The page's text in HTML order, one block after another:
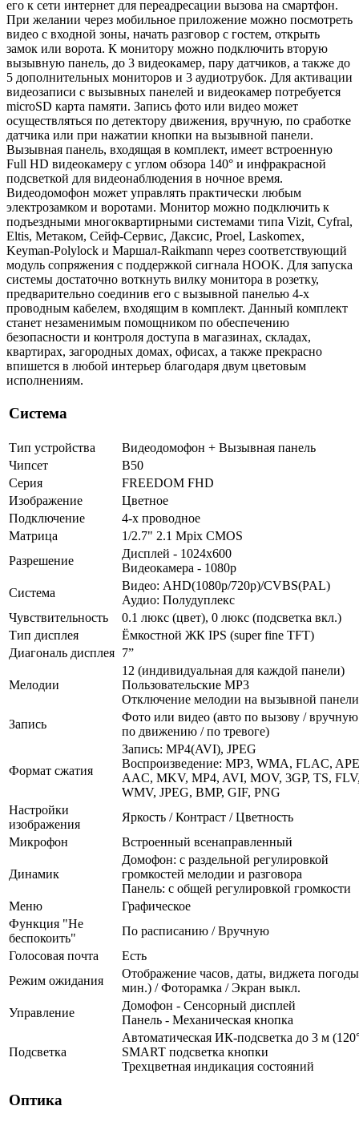
его к сети интернет для переадресации вызова на смартфон.
При желании через мобильное приложение можно посмотреть
видео с входной зоны, начать разговор с гостем, открыть
замок или ворота. К монитору можно подключить вторую
вызывную панель, до 3 видеокамер, пару датчиков, а также до
5 дополнительных мониторов и 3 аудиотрубок. Для активации
видеозаписи с вызывных панелей и видеокамер потребуется
microSD карта памяти. Запись фото или видео может
осуществляться по детектору движения, вручную, по сработке
датчика или при нажатии кнопки на вызывной панели.
Вызывная панель, входящая в комплект, имеет встроенную
Full HD видеокамеру c углом обзора 140° и инфракрасной
подсветкой для видеонаблюдения в ночное время.
Видеодомофон может управлять практически любым
электрозамком и воротами. Монитор можно подключить к
подъездными многоквартирными системами типа Vizit, Cyfral,
Eltis, Метаком, Сейф-Сервис, Даксис, Proel, Laskomex,
Keyman-Polylock и Маршал-Raikmann через соответствующий
модуль сопряжения с поддержкой сигнала HOOK. Для запуска
системы достаточно воткнуть вилку монитора в розетку,
предварительно соединив его с вызывной панелью 4-х
проводным кабелем, входящим в комплект. Данный комплект
станет незаменимым помощником по обеспечению
безопасности и контроля доступа в магазинах, складах,
квартирах, загородных домах, офисах, а также прекрасно
впишется в любой интерьер благодаря двум цветовым
исполнениям.
Система
Тип устройства
Видеодомофон + Вызывная панель
Чипсет
B50
Серия
FREEDOM FHD
Изображение
Цветное
Подключение
4-х проводное
Матрица
1/2.7" 2.1 Mpix CMOS
Разрешение
Дисплей - 1024x600
Видеокамера - 1080p
Система
Видео: AHD(1080p/720p)/CVBS(PAL)
Аудио: Полудуплекс
Чувствительность
0.1 люкс (цвет), 0 люкс (подсветка вкл.)
Тип дисплея
Ёмкостной ЖК IPS (super fine TFT)
Диагональ дисплея 7”
Мелодии
12 (индивидуальная для каждой панели)
Пользовательские MP3
Отключение мелодии на вызывной панели
Запись
Фото или видео (авто по вызову /
по движению / по тревоге)
Формат сжатия
Запись: MP4(AVI), JPEG
Воспроизведение: MP3, WMA, FLAC,
AAC, MKV, MP4, AVI, MOV, 3GP, TS,
WMV, JPEG, BMP, GIF, PNG
Настройки
изображения
Яркость / Контраст / Цветность
Микрофон
Встроенный всенаправленный
Динамик
Домофон: с раздельной регулировкой
громкостей мелодии и разговора
Панель: с общей регулировкой громкости
Меню
Графическое
Функция "Не
беспокоить"
По расписанию / Вручную
Голосовая почта
Есть
Режим ожидания
Отображение часов, даты, виджета
мин.) / Фоторамка / Экран выкл.
Управление
Домофон - Сенсорный дисплей
Панель - Механическая кнопка
Подсветка
Автоматическая ИК-подсветка до 3 м
SMART подсветка кнопки
Трехцветная индикация состояний
Оптика